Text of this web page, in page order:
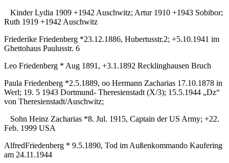
Kinder Lydia 1909 +1942 Auschwitz; Artur 1910 +1943 Sobibor;
Ruth 1919 +1942 Auschwitz
Friederike Friedenberg *23.12.1886, Hubertusstr.2; +5.10.1941 im
Ghettohaus Paulusstr. 6
Leo Friedenberg * Aug 1891, +3.1.1892 Recklinghausen Bruch
Paula Friedenberg *2.5.1889, oo Hermann Zacharias 17.10.1878 in
Werl; 19. 5 1943 Dortmund- Theresienstadt (X/3); 15.5.1944 „Dz“
von Theresienstadt/Auschwitz;
Sohn Heinz Zacharias *8. Jul. 1915, Captain der US Army; +22.
Feb. 1999 USA
AlfredFriedenberg * 9.5.1890, Tod im Außenkommando Kaufering
am 24.11.1944